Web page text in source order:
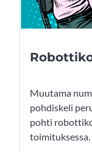
Muutama
pohdiskeli
pohti